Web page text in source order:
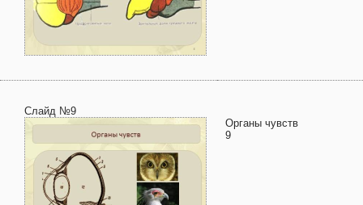
Слайд №9
Органы чувств
9